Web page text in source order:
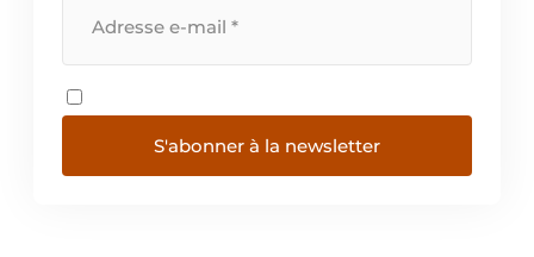
S'abonner à la newsletter